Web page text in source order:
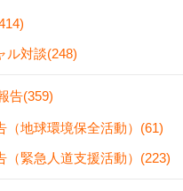
ル対談(248)
告(359)
（地球環境保全活動）(61)
（緊急人道支援活動）(223)